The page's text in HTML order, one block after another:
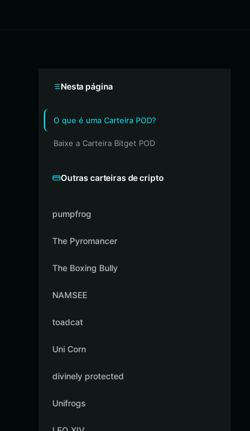
Nesta página
O que é uma Carteira POD?
Baixe a Carteira Bitget POD
Outras carteiras de cripto
pumpfrog
The Pyromancer
The Boxing Bully
NAMSEE
toadcat
Uni Corn
divinely protected
Unifrogs